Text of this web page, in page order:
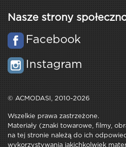
Nasze strony
Facebook
Instagram
© ACMODASI, 2010-2026
Wszelkie prawa zastrzeżone.
Materiały (znaki towarowe, filmy,
na tej stronie należą do ich
wykorzystywania jakichkolwiek